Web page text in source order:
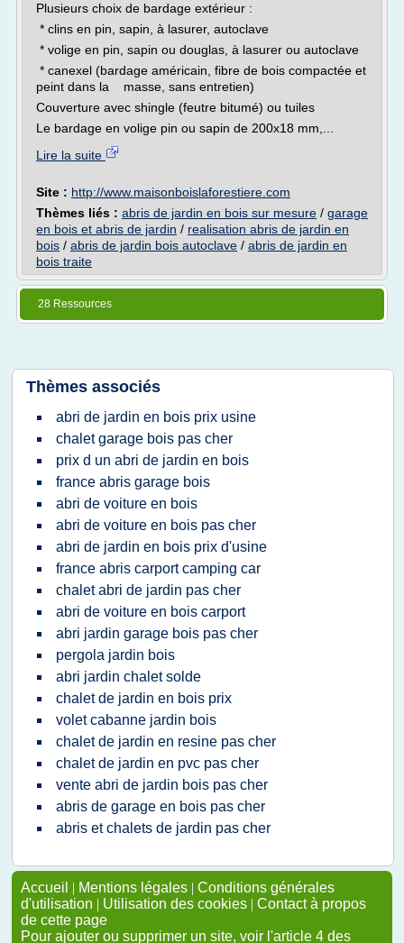
Plusieurs choix de bardage extérieur :
* clins en pin, sapin, à lasurer, autoclave
* volige en pin, sapin ou douglas, à lasurer ou autoclave
* canexel (bardage américain, fibre de bois compactée et
peint dans la masse, sans entretien)
Couverture avec shingle (feutre bitumé) ou tuiles
Le bardage en volige pin ou sapin de 200x18 mm,...
Lire la suite
Site : http://www.maisonboislaforestiere.com
Thèmes liés : abris de jardin en bois sur mesure / garage
en bois et abris de jardin / realisation abris de jardin en
bois / abris de jardin bois autoclave / abris de jardin en
bois traite
28 Ressources
Thèmes associés
abri de jardin en bois prix usine
chalet garage bois pas cher
prix d un abri de jardin en bois
france abris garage bois
abri de voiture en bois
abri de voiture en bois pas cher
abri de jardin en bois prix d'usine
france abris carport camping car
chalet abri de jardin pas cher
abri de voiture en bois carport
abri jardin garage bois pas cher
pergola jardin bois
abri jardin chalet solde
chalet de jardin en bois prix
volet cabanne jardin bois
chalet de jardin en resine pas cher
chalet de jardin en pvc pas cher
vente abri de jardin bois pas cher
abris de garage en bois pas cher
abris et chalets de jardin pas cher
Accueil | Mentions légales | Conditions générales
d'utilisation | Utilisation des cookies | Contact à propos
de cette page
Pour ajouter ou supprimer un site, voir l'article 4 des